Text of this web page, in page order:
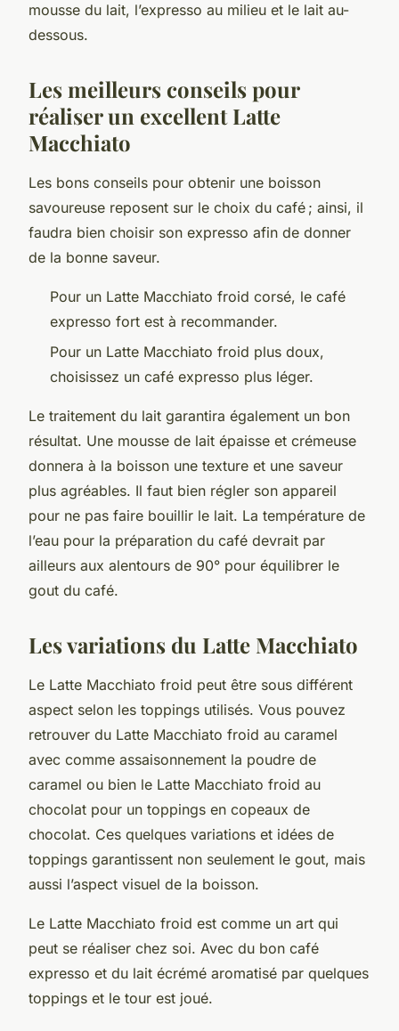
mousse du lait, l’expresso au milieu et le lait au-
dessous.
Les meilleurs conseils pour
réaliser un excellent Latte
Macchiato
Les bons conseils pour obtenir une boisson
savoureuse reposent sur le choix du café ; ainsi, il
faudra bien choisir son expresso afin de donner
de la bonne saveur.
Pour un Latte Macchiato froid corsé, le café
expresso fort est à recommander.
Pour un Latte Macchiato froid plus doux,
choisissez un café expresso plus léger.
Le traitement du lait garantira également un bon
résultat. Une mousse de lait épaisse et crémeuse
donnera à la boisson une texture et une saveur
plus agréables. Il faut bien régler son appareil
pour ne pas faire bouillir le lait. La température de
l’eau pour la préparation du café devrait par
ailleurs aux alentours de 90° pour équilibrer le
gout du café.
Les variations du Latte Macchiato
Le Latte Macchiato froid peut être sous différent
aspect selon les toppings utilisés. Vous pouvez
retrouver du Latte Macchiato froid au caramel
avec comme assaisonnement la poudre de
caramel ou bien le Latte Macchiato froid au
chocolat pour un toppings en copeaux de
chocolat. Ces quelques variations et idées de
toppings garantissent non seulement le gout, mais
aussi l’aspect visuel de la boisson.
Le Latte Macchiato froid est comme un art qui
peut se réaliser chez soi. Avec du bon café
expresso et du lait écrémé aromatisé par quelques
toppings et le tour est joué.